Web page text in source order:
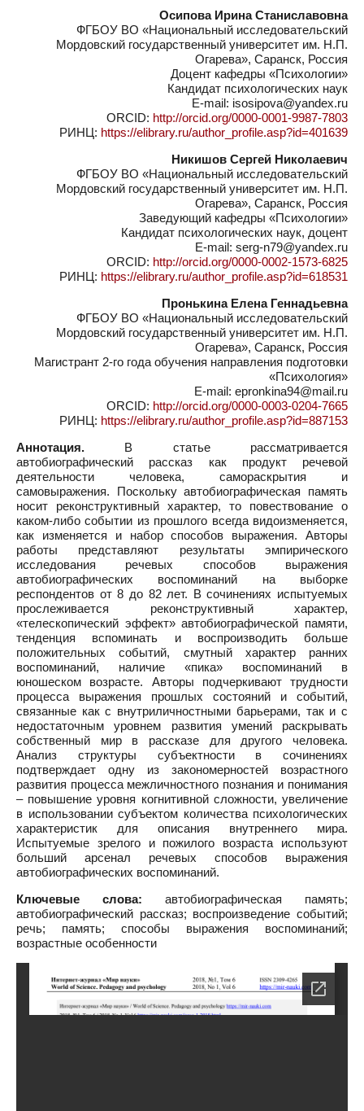
Осипова Ирина Станиславовна
ФГБОУ ВО «Национальный исследовательский
Мордовский государственный университет им. Н.П.
Огарева», Саранск, Россия
Доцент кафедры «Психологии»
Кандидат психологических наук
E-mail: isosipova@yandex.ru
ORCID: http://orcid.org/0000-0001-9987-7803
РИНЦ: https://elibrary.ru/author_profile.asp?id=401639
Никишов Сергей Николаевич
ФГБОУ ВО «Национальный исследовательский
Мордовский государственный университет им. Н.П.
Огарева», Саранск, Россия
Заведующий кафедры «Психологии»
Кандидат психологических наук, доцент
E-mail: serg-n79@yandex.ru
ORCID: http://orcid.org/0000-0002-1573-6825
РИНЦ: https://elibrary.ru/author_profile.asp?id=618531
Пронькина Елена Геннадьевна
ФГБОУ ВО «Национальный исследовательский
Мордовский государственный университет им. Н.П.
Огарева», Саранск, Россия
Магистрант 2-го года обучения направления подготовки
«Психология»
E-mail: epronkina94@mail.ru
ORCID: http://orcid.org/0000-0003-0204-7665
РИНЦ: https://elibrary.ru/author_profile.asp?id=887153
Аннотация. В статье рассматривается
автобиографический рассказ как продукт речевой
деятельности человека, самораскрытия и
самовыражения. Поскольку автобиографическая память
носит реконструктивный характер, то повествование о
каком-либо событии из прошлого всегда видоизменяется,
как изменяется и набор способов выражения. Авторы
работы представляют результаты эмпирического
исследования речевых способов выражения
автобиографических воспоминаний на выборке
респондентов от 8 до 82 лет. В сочинениях испытуемых
прослеживается реконструктивный характер,
«телескопический эффект» автобиографической памяти,
тенденция вспоминать и воспроизводить больше
положительных событий, смутный характер ранних
воспоминаний, наличие «пика» воспоминаний в
юношеском возрасте. Авторы подчеркивают трудности
процесса выражения прошлых состояний и событий,
связанные как с внутриличностными барьерами, так и с
недостаточным уровнем развития умений раскрывать
собственный мир в рассказе для другого человека.
Анализ структуры субъектности в сочинениях
подтверждает одну из закономерностей возрастного
развития процесса межличностного познания и понимания
– повышение уровня когнитивной сложности, увеличение
в использовании субъектом количества психологических
характеристик для описания внутреннего мира.
Испытуемые зрелого и пожилого возраста используют
больший арсенал речевых способов выражения
автобиографических воспоминаний.
Ключевые слова: автобиографическая память;
автобиографический рассказ; воспроизведение событий;
речь; память; способы выражения воспоминаний;
возрастные особенности